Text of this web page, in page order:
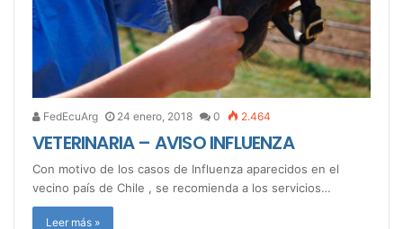
FedEcuArg 24 enero, 2018 0 2.464
VETERINARIA – AVISO INFLUENZA
Con motivo de los casos de Influenza aparecidos en el
vecino país de Chile , se recomienda a los servicios…
Leer más »